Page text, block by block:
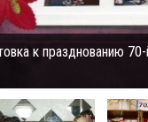
к празднованию